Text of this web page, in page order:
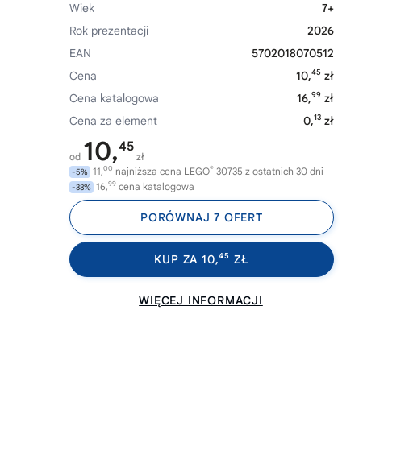
Wiek
7+
Rok prezentacji
2026
EAN
5702018070512
Cena
10,45 zł
Cena katalogowa
16,99 zł
Cena za element
0,13 zł
od 10,45
zł
-5% 11,00 najniższa cena LEGO® 30735 z ostatnich 30 dni
-38% 16,99 cena katalogowa
PORÓWNAJ 7 OFERT
KUP ZA 10,45 ZŁ
WIĘCEJ INFORMACJI